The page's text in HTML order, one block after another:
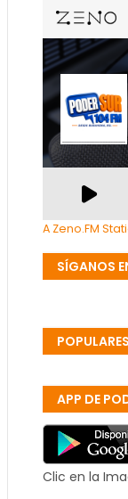
A Zeno.FM
SÍGANOS
APP DE
Clic en la